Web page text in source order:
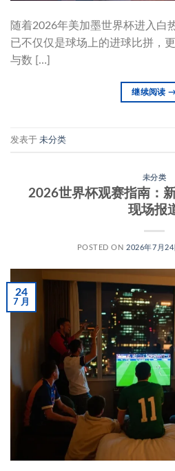
随着2026年美加墨世界杯进入白
已不仅仅是球场上的进球比拼，
与数 […]
继续阅读
发表于 未分类
未分类
2026世界杯观赛指南：
现场报
POSTED ON 2026年7月24
24
7 月